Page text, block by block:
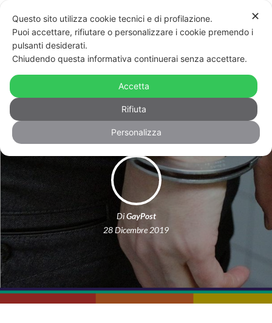
Milano, picchiava il partner:
arrestato un uomo
DiGayPost
28 Dicembre 2019
✕
Questo sito utilizza cookie tecnici e di profilazione.
Puoi accettare, rifiutare o personalizzare i cookie premendo i
pulsanti desiderati.
Chiudendo questa informativa continuerai senza accettare.
Accetta
Rifiuta
Personalizza